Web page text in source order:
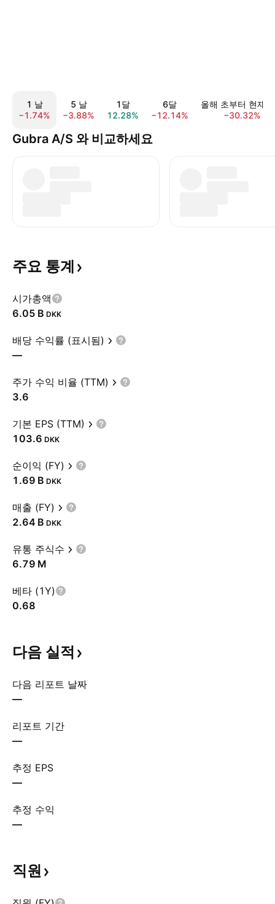
1 날
−1.74%
5 날
−3.88%
1달
12.28%
6달
−12.14%
올해 초부터 현재
−30.32%
Gubra A/S 와 비교하세요
주요 통계
시가총액
‪6.05 B‬ DKK
배당 수익률 (표시됨)
—
주가 수익 비율 (TTM)
3.6
기본 EPS (TTM)
103.6 DKK
순이익 (FY)
‪1.69 B‬ DKK
매출 (FY)
‪2.64 B‬ DKK
유통 주식수
‪6.79 M‬
베타 (1Y)
0.68
다음 실적
다음 리포트 날짜
—
리포트 기간
—
추정 EPS
—
추정 수익
—
직원